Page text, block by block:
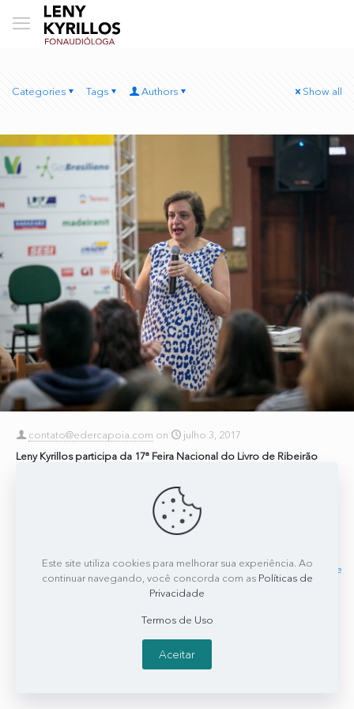
Categories Tags Authors Show all
contato@edercapoia.com on
julho 3, 2017
Leny Kyrillos participa da 17ª Feira Nacional do Livro de Ribeirão
No dia 08 de junho, Leny Kyrillos palestrou para 80 alunos do curso
de Jornalismo e Publicidade da Universidade de Ribeirão Preto
0 Read more
Este site utiliza cookies para melhorar sua experiência. Ao
continuar navegando, você concorda com as Políticas de
Privacidade
Termos de Uso
Aceitar